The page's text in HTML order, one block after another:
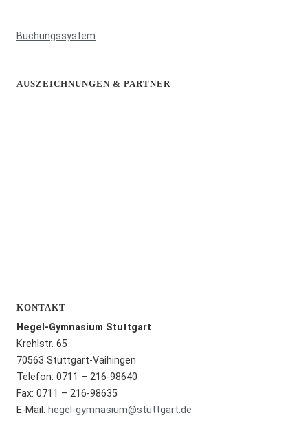
Buchungssystem
AUSZEICHNUNGEN & PARTNER
KONTAKT
Hegel-Gymnasium Stuttgart
Krehlstr. 65
70563 Stuttgart-Vaihingen
Telefon: 0711 – 216-98640
Fax: 0711 – 216-98635
E-Mail: hegel-gymnasium@stuttgart.de